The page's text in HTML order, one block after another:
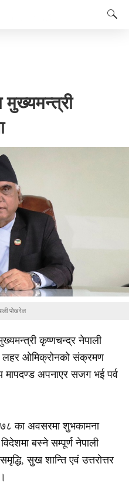
मुख्यमन्त्री
पोखरेल
कृष्णचन्द्र नेपाली
लहर ओमिक्रोनको संक्रमण
मापदण्ड अपनाएर सजग भई पर्व
का अवसरमा शुभकामना
बस्ने सम्पूर्ण नेपाली
सुख शान्ति एवं उत्तरोत्तर